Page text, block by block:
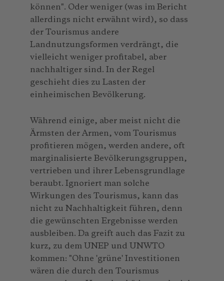
können". Oder weniger (was im Bericht
allerdings nicht erwähnt wird), so dass
der Tourismus andere
Landnutzungsformen verdrängt, die
vielleicht weniger profitabel, aber
nachhaltiger sind. In der Regel
geschieht dies zu Lasten der
einheimischen Bevölkerung.
Während einige, aber meist nicht die
Ärmsten der Armen, vom Tourismus
profitieren mögen, werden andere, oft
marginalisierte Bevölkerungsgruppen,
vertrieben und ihrer Lebensgrundlage
beraubt. Ignoriert man solche
Wirkungen des Tourismus, kann das
nicht zu Nachhaltigkeit führen, denn
die gewünschten Ergebnisse werden
ausbleiben. Da greift auch das Fazit zu
kurz, zu dem UNEP und UNWTO
kommen: "Ohne 'grüne' Investitionen
wären die durch den Tourismus